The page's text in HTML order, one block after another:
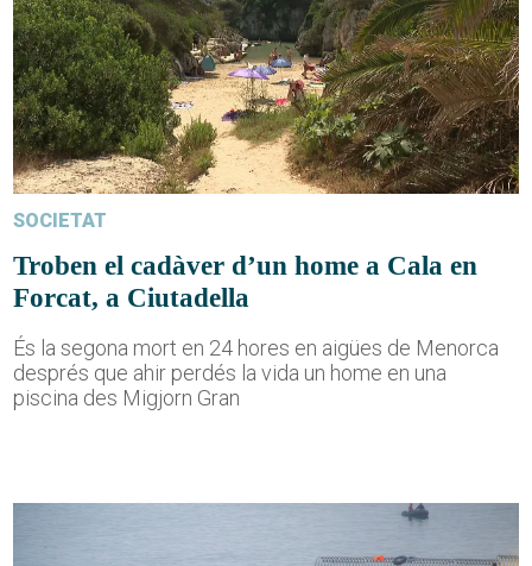
SOCIETAT
Troben el cadàver d’un home a Cala en
Forcat, a Ciutadella
És la segona mort en 24 hores en aigües de Menorca
després que ahir perdés la vida un home en una
piscina des Migjorn Gran